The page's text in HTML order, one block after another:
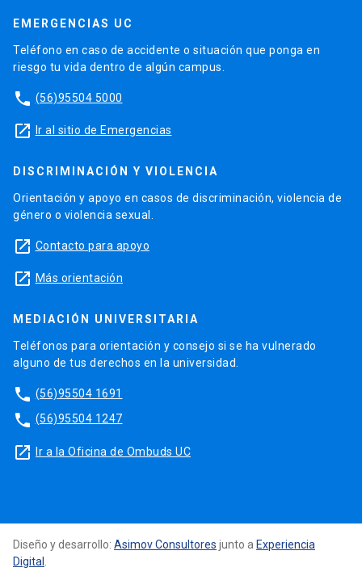
EMERGENCIAS UC
Teléfono en caso de accidente o situación que ponga en
riesgo tu vida dentro de algún campus.
phone (56)95504 5000
launch Ir al sitio de Emergencias
DISCRIMINACIÓN Y VIOLENCIA
Orientación y apoyo en casos de discriminación, violencia de
género o violencia sexual.
launch Contacto para apoyo
launch Más orientación
MEDIACIÓN UNIVERSITARIA
Teléfonos para orientación y consejo si se ha vulnerado
alguno de tus derechos en la universidad.
phone (56)95504 1691
phone (56)95504 1247
launch Ir a la Oficina de Ombuds UC
Diseño y desarrollo: Asimov Consultores junto a Experiencia
Digital